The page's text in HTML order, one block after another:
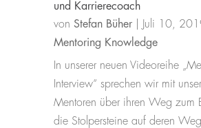
und Karrierecoach
vonStefan Büher Juli 10,
Mentoring Knowledge
In unserer neuen Videoreihe
Interview“ sprechen wir mit
Mentoren über ihren Weg zum
die Stolpersteine auf deren